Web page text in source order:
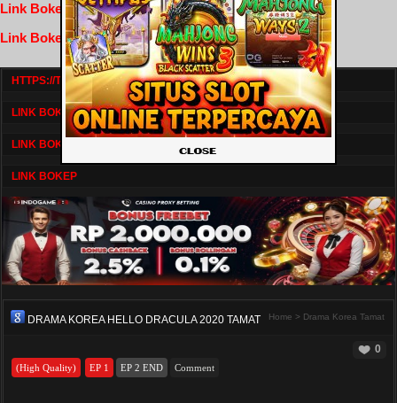
Link Bokep Indofilm
Link Bokep FilmNikmat
HTTPS://TV1.BOSKU21.CAM/
LINK BOKEP DRAMASERIAL
LINK BOKEP
LINK BOKEP
DRAMA KOREA HELLO DRACULA 2020 TAMAT Home > Drama Korea Tamat
0
(High Quality) EP 1 EP 2 END Comment